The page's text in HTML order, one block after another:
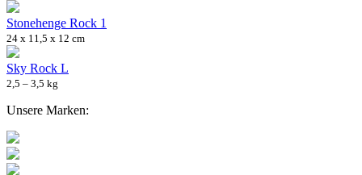
Stonehenge Rock 1
24 x 11,5 x 12 cm
Sky Rock L
2,5 – 3,5 kg
Unsere Marken: